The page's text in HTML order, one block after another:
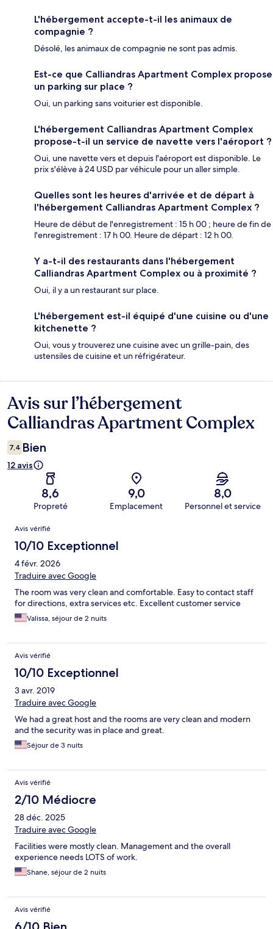
L'hébergement accepte-t-il les animaux de
compagnie ?
Désolé, les animaux de compagnie ne sont pas admis.
Est-ce que Calliandras Apartment Complex propose
un parking sur place ?
Oui, un parking sans voiturier est disponible.
L'hébergement Calliandras Apartment Complex
propose-t-il un service de navette vers l'aéroport ?
Oui, une navette vers et depuis l'aéroport est disponible. Le
prix s'élève à 24 USD par véhicule pour un aller simple.
Quelles sont les heures d'arrivée et de départ à
l'hébergement Calliandras Apartment Complex ?
Heure de début de l'enregistrement : 15 h 00 ; heure de fin de
l'enregistrement : 17 h 00. Heure de départ : 12 h 00.
Y a-t-il des restaurants dans l'hébergement
Calliandras Apartment Complex ou à proximité ?
Oui, il y a un restaurant sur place.
L'hébergement est-il équipé d'une cuisine ou d'une
kitchenette ?
Oui, vous y trouverez une cuisine avec un grille-pain, des
ustensiles de cuisine et un réfrigérateur.
Avis
Avis sur l’hébergement
Calliandras Apartment Complex
7,4 Bien
12 avis
8,6
Propreté
9,0
Emplacement
8,0
Personnel et service
Avis
Avis vérifié
10/10 Exceptionnel
4 févr. 2026
Traduire avec Google
The room was very clean and comfortable. Easy to contact staff
for directions, extra services etc. Excellent customer service
Valissa, séjour de 2 nuits
Avis vérifié
10/10 Exceptionnel
3 avr. 2019
Traduire avec Google
We had a great host and the rooms are very clean and modern
and the security was in place and great.
Séjour de 3 nuits
Avis vérifié
2/10 Médiocre
28 déc. 2025
Traduire avec Google
Facilities were mostly clean. Management and the overall
experience needs LOTS of work.
Shane, séjour de 2 nuits
Avis vérifié